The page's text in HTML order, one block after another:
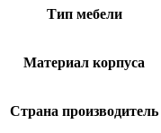
типаТип мебели
Материал корпуса
Страна производитель